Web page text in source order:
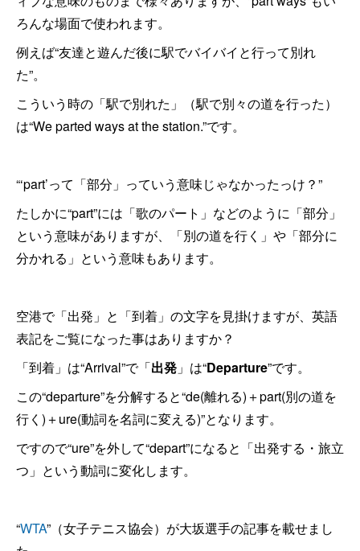
ろんな場面で使われます。
例えば“友達と遊んだ後に駅でバイバイと行って別れ
た”。
こういう時の「駅で別れた」（駅で別々の道を行った）
は“We parted ways at the station.”です。
“‘part’って「部分」っていう意味じゃなかったっけ？”
たしかに“part”には「歌のパート」などのように「部分」
という意味がありますが、「別の道を行く」や「部分に
分かれる」という意味もあります。
空港で「出発」と「到着」の文字を見掛けますが、英語
表記をご覧になった事はありますか？
「到着」は“Arrival”で「出発 」は“Departure”です。
この“departure”を分解すると“de(離れる)＋part(別の道を
行く)＋ure(動詞を名詞に変える)”となります。
ですので“ure”を外して“depart”になると「出発する・旅立
つ」という動詞に変化します。
“WTA”（女子テニス協会）が大坂選手の記事を載せまし